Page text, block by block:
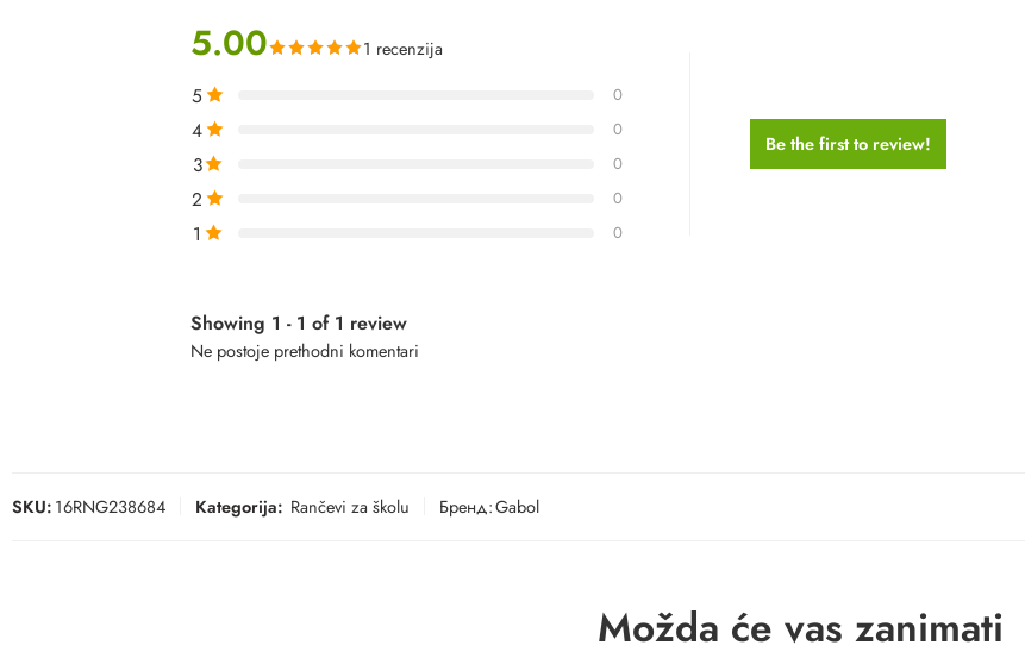
5.00 1 recenzija
5 0
4 0
3 0
2 0
1 0
Be the first to review!
Showing 1 - 1 of 1 review
Ne postoje prethodni komentari
SKU:16RNG238684 Kategorija: Rančevi za školu Бренд:Gabol
Možda će vas zanimati